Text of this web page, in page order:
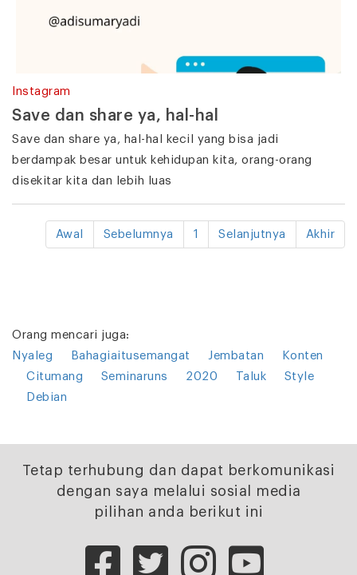
Instagram
Save dan share ya, hal-hal
Save dan share ya, hal-hal kecil yang bisa jadi
berdampak besar untuk kehidupan kita, orang-orang
disekitar kita dan lebih luas
Awal Sebelumnya 1 Selanjutnya Akhir
Orang mencari juga:
Nyaleg
Bahagiaitusemangat Jembatan
Konten
Citumang
Seminaruns 2020 Taluk
Style
Debian
Tetap terhubung dan dapat berkomunikasi
dengan saya melalui sosial media
pilihan anda berikut ini